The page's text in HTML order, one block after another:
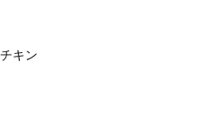
キン